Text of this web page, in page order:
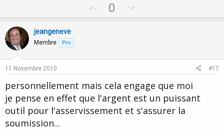
p
t
0
o
v
e
jeangeneve
Membre Pro
11 Novembre 2010 #17
personnellement mais cela engage que moi
je pense en effet que l'argent est un puissant
outil pour l'asservissement et s'assurer la
soumission...